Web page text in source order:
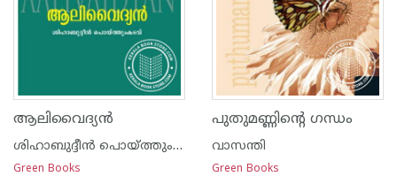
ആലിവൈദ്യ‌ന്‍
ശിഹാബുദ്ദീന്‍ പൊയ്ത്തുംകടവ്
Green Books
പുതുമണ്ണിന്റെ ഗന്ധം
വാസന്തി
Green Books